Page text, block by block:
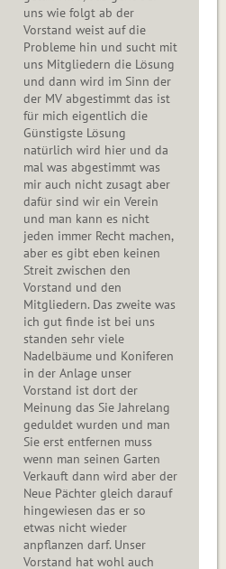
uns wie folgt ab der
Vorstand weist auf die
Probleme hin und sucht mit
uns Mitgliedern die Lösung
und dann wird im Sinn der
der MV abgestimmt das ist
für mich eigentlich die
Günstigste Lösung
natürlich wird hier und da
mal was abgestimmt was
mir auch nicht zusagt aber
dafür sind wir ein Verein
und man kann es nicht
jeden immer Recht machen,
aber es gibt eben keinen
Streit zwischen den
Vorstand und den
Mitgliedern. Das zweite was
ich gut finde ist bei uns
standen sehr viele
Nadelbäume und Koniferen
in der Anlage unser
Vorstand ist dort der
Meinung das Sie Jahrelang
geduldet wurden und man
Sie erst entfernen muss
wenn man seinen Garten
Verkauft dann wird aber der
Neue Pächter gleich darauf
hingewiesen das er so
etwas nicht wieder
anpflanzen darf. Unser
Vorstand hat wohl auch